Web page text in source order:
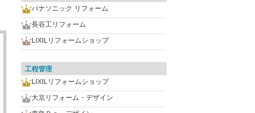
パナソニック リフォーム
長谷工リフォーム
LIXILリフォームショップ
工程管理
LIXILリフォームショップ
大京リフォーム・デザイン